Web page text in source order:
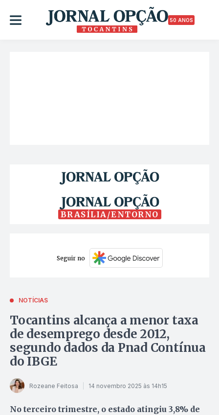
50 ANOS
BRASÍLIA/ENTORNO
Seguir no
NOTÍCIAS
Tocantins alcança a menor taxa
de desemprego desde 2012,
segundo dados da Pnad Contínua
do IBGE
Rozeane Feitosa 14 novembro 2025 às 14h15
No terceiro trimestre, o estado atingiu 3,8% de